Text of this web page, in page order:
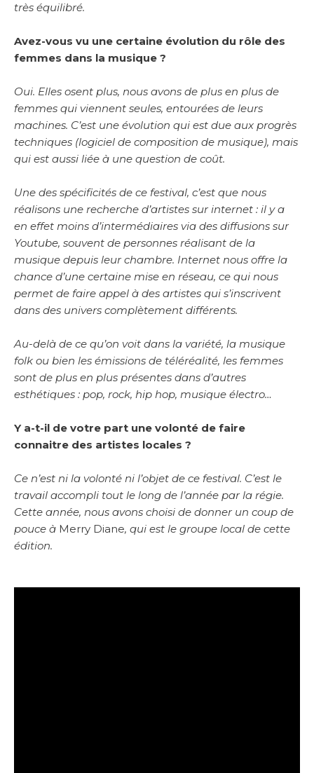
très équilibré.
Avez-vous vu une certaine évolution du rôle des
femmes dans la musique ?
Oui. Elles osent plus, nous avons de plus en plus de
femmes qui viennent seules, entourées de leurs
machines. C’est une évolution qui est due aux progrès
techniques (logiciel de composition de musique), mais
qui est aussi liée à une question de coût.
Une des spécificités de ce festival, c’est que nous
réalisons une recherche d’artistes sur internet : il y a
en effet moins d’intermédiaires via des diffusions sur
Youtube, souvent de personnes réalisant de la
musique depuis leur chambre. Internet nous offre la
chance d’une certaine mise en réseau, ce qui nous
permet de faire appel à des artistes qui s’inscrivent
dans des univers complètement différents.
Au-delà de ce qu’on voit dans la variété, la musique
folk ou bien les émissions de téléréalité, les femmes
sont de plus en plus présentes dans d’autres
esthétiques : pop, rock, hip hop, musique électro…
Y a-t-il de votre part une volonté de faire
connaitre des artistes locales ?
Ce n’est ni la volonté ni l’objet de ce festival. C’est le
travail accompli tout le long de l’année par la régie.
Cette année, nous avons choisi de donner un coup de
pouce à Merry Diane, qui est le groupe local de cette
édition.